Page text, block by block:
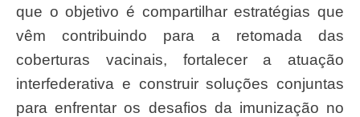
que o objetivo é compartilhar estratégias que
vêm contribuindo para a retomada das
coberturas vacinais, fortalecer a atuação
interfederativa e construir soluções conjuntas
para enfrentar os desafios da imunização no